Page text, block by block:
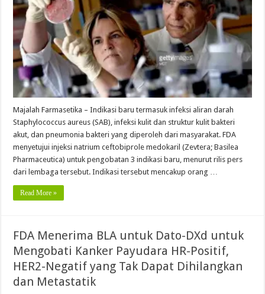
Majalah Farmasetika – Indikasi baru termasuk infeksi aliran darah
Staphylococcus aureus (SAB), infeksi kulit dan struktur kulit bakteri
akut, dan pneumonia bakteri yang diperoleh dari masyarakat. FDA
menyetujui injeksi natrium ceftobiprole medokaril (Zevtera; Basilea
Pharmaceutica) untuk pengobatan 3 indikasi baru, menurut rilis pers
dari lembaga tersebut. Indikasi tersebut mencakup orang …
Read More »
FDA Menerima BLA untuk Dato-DXd untuk
Mengobati Kanker Payudara HR-Positif,
HER2-Negatif yang Tak Dapat Dihilangkan
dan Metastatik